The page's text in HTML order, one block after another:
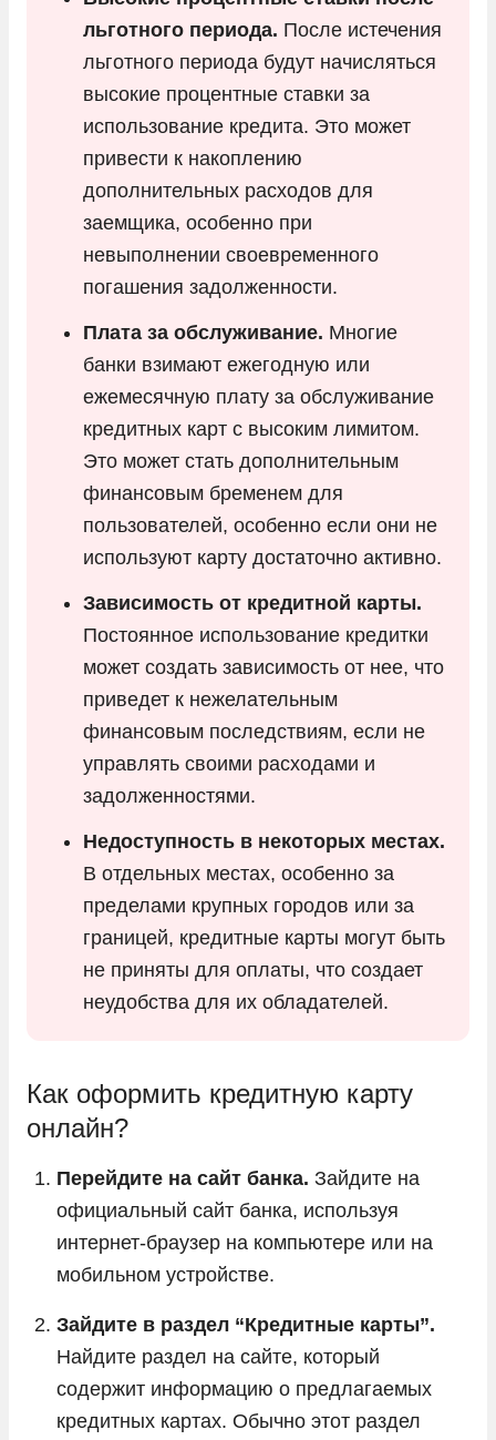
льготного периода. После истечения
льготного периода будут начисляться
высокие процентные ставки за
использование кредита. Это может
привести к накоплению
дополнительных расходов для
заемщика, особенно при
невыполнении своевременного
погашения задолженности.
Плата за обслуживание. Многие
банки взимают ежегодную или
ежемесячную плату за обслуживание
кредитных карт с высоким лимитом.
Это может стать дополнительным
финансовым бременем для
пользователей, особенно если они не
используют карту достаточно активно.
Зависимость от кредитной карты.
Постоянное использование кредитки
может создать зависимость от нее, что
приведет к нежелательным
финансовым последствиям, если не
управлять своими расходами и
задолженностями.
Недоступность в некоторых местах.
В отдельных местах, особенно за
пределами крупных городов или за
границей, кредитные карты могут быть
не приняты для оплаты, что создает
неудобства для их обладателей.
Как оформить кредитную карту
онлайн?
Перейдите на сайт банка. Зайдите на
официальный сайт банка, используя
интернет-браузер на компьютере или на
мобильном устройстве.
Зайдите в раздел “Кредитные карты”.
Найдите раздел на сайте, который
содержит информацию о предлагаемых
кредитных картах. Обычно этот раздел